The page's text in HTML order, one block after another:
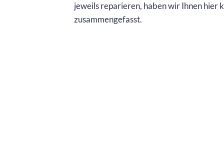
jeweils reparieren, haben wir Ihnen hier
zusammengefasst.